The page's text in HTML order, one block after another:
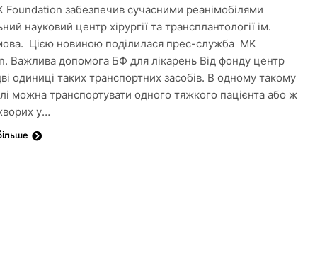
Foundation забезпечив сучасними реанімобілями
науковий центр хірургії та трансплантології ім.
Цією новиною поділилася прес-служба MK
Важлива допомога БФ для лікарень Від фонду центр
одиниці таких транспортних засобів. В одному такому
можна транспортувати одного тяжкого пацієнта або ж
у…